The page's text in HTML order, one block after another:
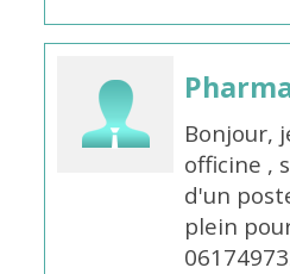
Bonjour,
officine ,
d'un
plein